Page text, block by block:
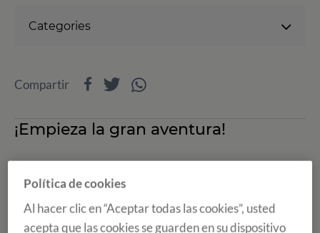
¡Empieza la gran aventura!
Categories
Compartir
Política de cookies
Al hacer clic en “Aceptar todas las cookies”, usted
acepta que las cookies se guarden en su dispositivo